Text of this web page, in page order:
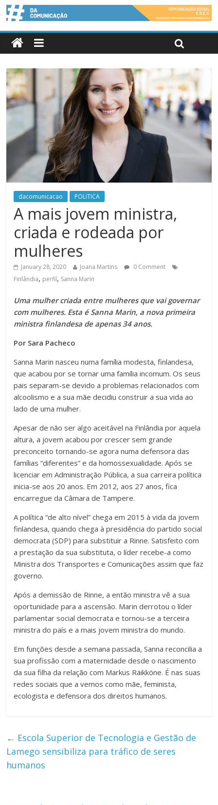
dacomunicacao POLITICA
A mais jovem ministra,
criada e rodeada por
mulheres
January 28, 2020 Joana Martins
0 Comment
Finlândia, perfil, Sanna Marin
Uma mulher criada entre mulheres que vai governar
com mulheres. Esta é Sanna Marin, a nova primeira
ministra finlandesa de apenas 34 anos.
Por Sara Pacheco
Sanna Marin nasceu numa família modesta, finlandesa,
que acabou por se tornar uma família incomum. Os seus
pais separam-se devido a problemas relacionados com
alcoolismo e a sua mãe decidiu construir a sua vida ao
lado de uma mulher.
Apesar de não ser algo aceitável na Finlândia por aquela
altura, a jovem acabou por crescer sem grande
preconceito tornando-se agora numa defensora das
famílias “diferentes” e da homossexualidade. Após se
licenciar em Administração Pública, a sua carreira política
inicia-se aos 20 anos. Em 2012, aos 27 anos, fica
encarregue da Câmara de Tampere.
A política “de alto nível” chega em 2015 à vida da jovem
finlandesa, quando chega à presidência do partido social
democrata (SDP) para substituir a Rinne. Satisfeito com
a prestação da sua substituta, o líder recebe-a como
Ministra dos Transportes e Comunicações assim que faz
governo.
Após a demissão de Rinne, a então ministra vê a sua
oportunidade para a ascensão. Marin derrotou o líder
parlamentar social democrata e tornou-se a terceira
ministra do país e a mais jovem ministra do mundo.
Em funções desde a semana passada, Sanna reconcilia a
sua profissão com a maternidade desde o nascimento
da sua filha da relação com Markus Räikköne. É nas suas
redes sociais que a vemos como mãe, feminista,
ecologista e defensora dos direitos humanos.
← Escola Superior de Tecnologia e Gestão de
Lamego sensibiliza para tráfico de seres
humanos